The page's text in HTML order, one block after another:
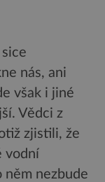
nás, ani
však i jiné
Vědci z
zjistili, že
vodní
něm nezbude